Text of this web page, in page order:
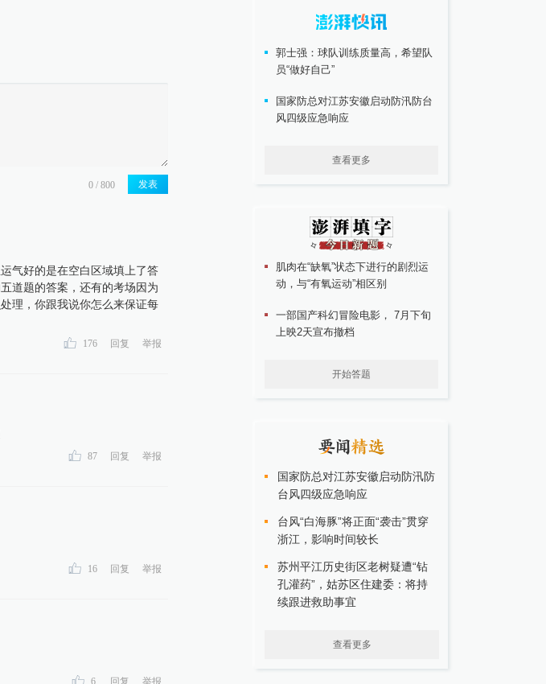
发表
气好的是在空白区域填上了答
道题的答案，还有的考场因为
理，你跟我说你怎么来保证每
176 回复 举报
87 回复 举报
16 回复 举报
6 回复 举报
郭士强：球队训练质量高，希望队
员“做好自己”
国家防总对江苏安徽启动防汛防台
风四级应急响应
查看更多
肌肉在“缺氧”状态下进行的剧烈运
动，与“有氧运动”相区别
一部国产科幻冒险电影， 7月下旬
上映2天宣布撤档
开始答题
国家防总对江苏安徽启动防汛防
台风四级应急响应
台风“白海豚”将正面“袭击”贯穿
浙江，影响时间较长
苏州平江历史街区老树疑遭“钻
孔灌药”，姑苏区住建委：将持
续跟进救助事宜
查看更多